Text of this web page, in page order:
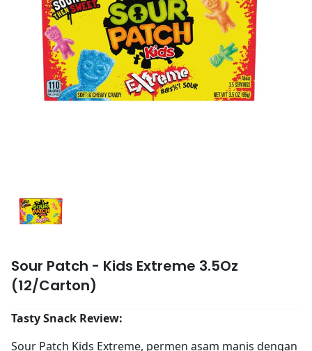
Sour Patch - Kids Extreme 3.5Oz
(12/Carton)
Tasty Snack Review:
Sour Patch Kids Extreme, permen asam manis dengan